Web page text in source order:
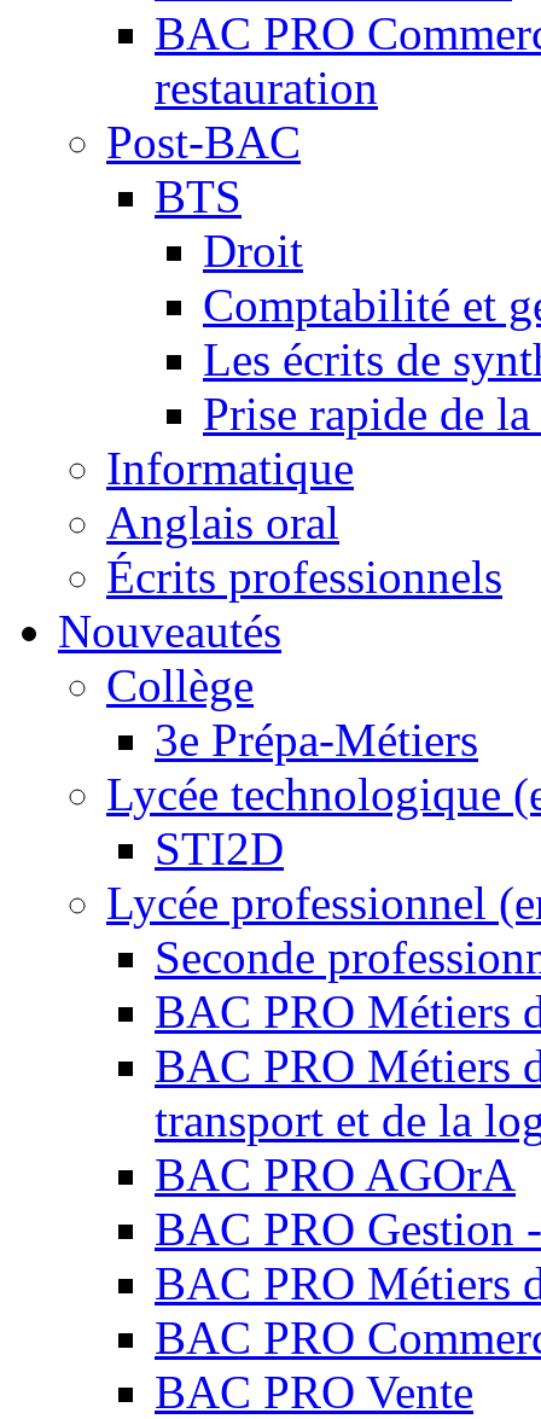
BAC PRO
restauration
Post-BAC
BTS
Droit
Comptabilité et
Les écrits de
Prise rapide de
Informatique
Anglais oral
Écrits professionnels
Nouveautés
Collège
3e Prépa-Métiers
Lycée technologique
STI2D
Lycée professionnel
Seconde
BAC PRO Métiers
BAC PRO Métiers
transport et de la
BAC PRO AGOrA
BAC PRO Gestion
BAC PRO Métiers
BAC PRO
BAC PRO Vente